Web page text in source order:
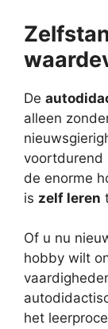
De
alleen
voortdurend
de enorme
is zelf leren
Of u nu
hobby wilt
het